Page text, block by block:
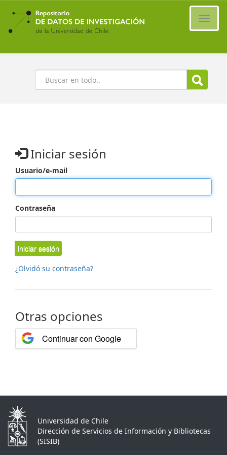
Ir
contenido
principal
Buscar
Iniciar sesión
Usuario/e-mail
Contraseña
Iniciar sesión
¿Olvidó su contraseña?
Otras opciones
Continuar con Google
Universidad de Chile
Dirección de Servicios de Información y Bibliotecas
(SISIB)